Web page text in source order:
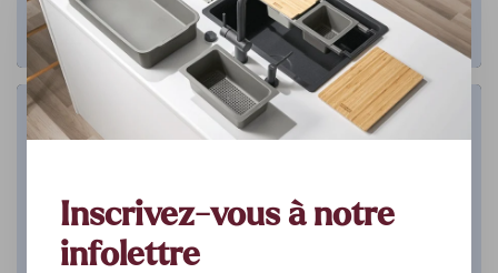
Salle de bain
Inscrivez-vous à notre
infolettre